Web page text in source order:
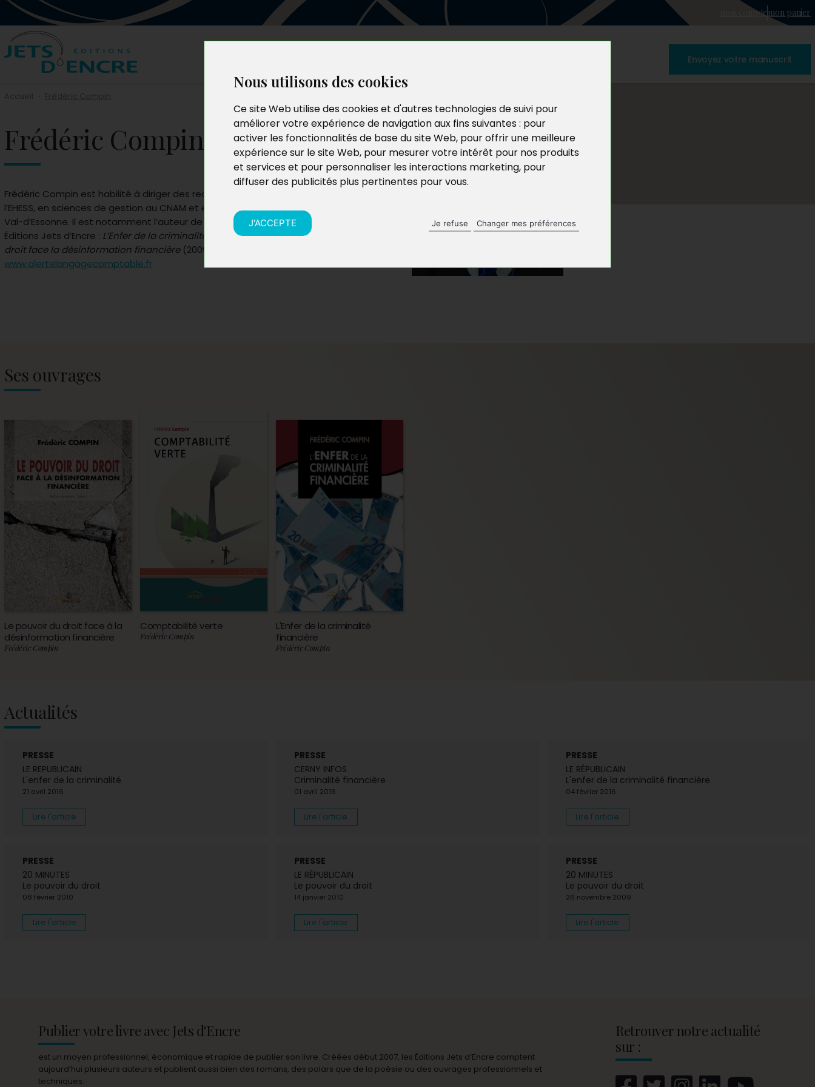
Nous utilisons des cookies
Ce site Web utilise des cookies et d'autres technologies de suivi pour
améliorer votre expérience de navigation aux fins suivantes : pour
activer les fonctionnalités de base du site Web, pour offrir une meilleure
expérience sur le site Web, pour mesurer votre intérêt pour nos produits
et services et pour personnaliser les interactions marketing, pour
diffuser des publicités plus pertinentes pour vous.
J'ACCEPTE Je refuse Changer mes préférences
mon comptemon panier
Envoyez votre manuscrit
Frédéric Compin
Frédéric Compin est habilité à diriger des recherches (HDR), docteur en droit à
l’EHESS, en sciences de gestion au CNAM et en sociologie à l’université d’Evry-
Val-d’Essonne. Il est notamment l’auteur de deux autres essais parus aux
Éditions Jets d’Encre : L’Enfer de la criminalité financière(2016) etLe Pouvoir du
droit face la désinformation financière(2009). Plus d’informations sur
www.alertelangagecomptable.fr
Ses ouvrages
Le pouvoir du droit face à la
désinformation financière
Frédéric Compin
Comptabilité verte
Frédéric Compin
L'Enfer de la criminalité
financière
Frédéric Compin
Actualités
PRESSE
LE REPUBLICAIN
L'enfer de la criminalité
21 avril 2016
Lire l'article
PRESSE
CERNY INFOS
Criminalité financière
01 avril 2016
Lire l'article
PRESSE
LE RÉPUBLICAIN
L'enfer de la criminalité financière
04 février 2016
Lire l'article
PRESSE
20 MINUTES
Le pouvoir du droit
08 février 2010
Lire l'article
PRESSE
LE RÉPUBLICAIN
Le pouvoir du droit
14 janvier 2010
Lire l'article
PRESSE
20 MINUTES
Le pouvoir du droit
26 novembre 2009
Lire l'article
Publier votre livre avec Jets d'Encre
est un moyen professionnel, économique et rapide de publier son livre. Créées début 2007, les Éditions Jets d’Encre comptent
aujourd’hui plusieurs auteurs et publient aussi bien des romans, des polars que de la poésie ou des ouvrages professionnels et
techniques.
Retrouver notre actualité
sur :